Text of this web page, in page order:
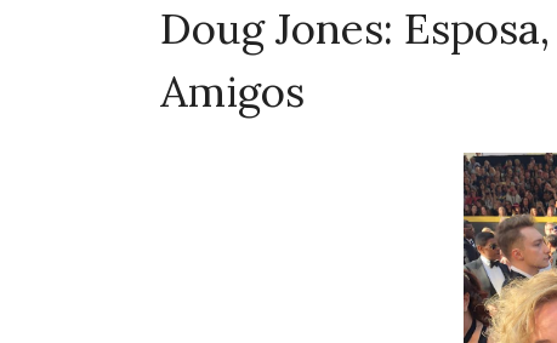
Doug Jones:
Amigos